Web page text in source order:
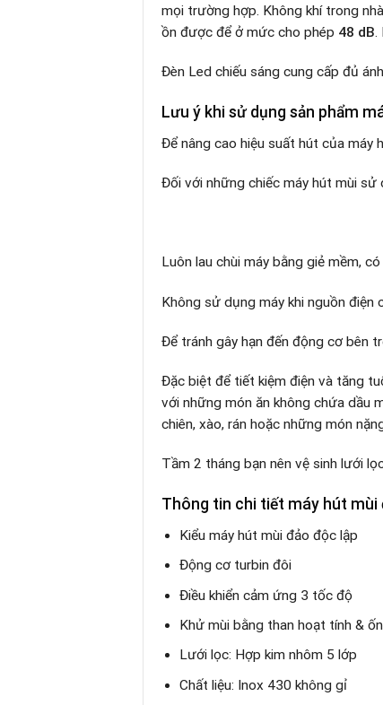
mọi trường hợp. Không khí trong
ồn được để ở mức cho phép 48 dB.
Đèn Led chiếu sáng cung cấp đủ
Lưu ý khi sử dụng sản phẩm
Để nâng cao hiệu suất hút của máy
Đối với những chiếc máy hút mùi sử
Luôn lau chùi máy bằng giẻ mềm,
Không sử dụng máy khi nguồn điện
Để tránh gây hạn đến động cơ bên
Đặc biệt để tiết kiệm điện và tăng
với những món ăn không chứa dầu
chiên, xào, rán hoặc những món
Tầm 2 tháng bạn nên vệ sinh lưới
Thông tin chi tiết máy hút mùi
Kiểu máy hút mùi đảo độc lập
Động cơ turbin đôi
Điều khiển cảm ứng 3 tốc độ
Khử mùi bằng than hoạt tính &
Lưới lọc: Hợp kim nhôm 5 lớp
Chất liệu: Inox 430 không gỉ